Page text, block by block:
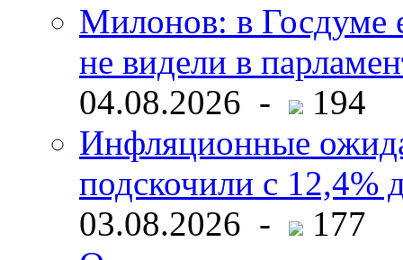
Милонов: в Госдуме
не видели в
04.08.2026 -
194
Инфляционные
подскочили с 12,4%
03.08.2026 -
177